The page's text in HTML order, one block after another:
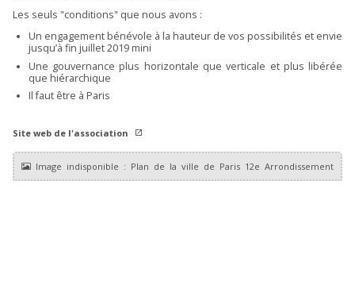
Les seuls "conditions" que nous avons :
Un engagement bénévole à la hauteur de vos possibilités et envie
jusqu’à fin juillet 2019 mini
Une gouvernance plus horizontale que verticale et plus libérée
que hiérarchique
Il faut être à Paris
Site web de l'association